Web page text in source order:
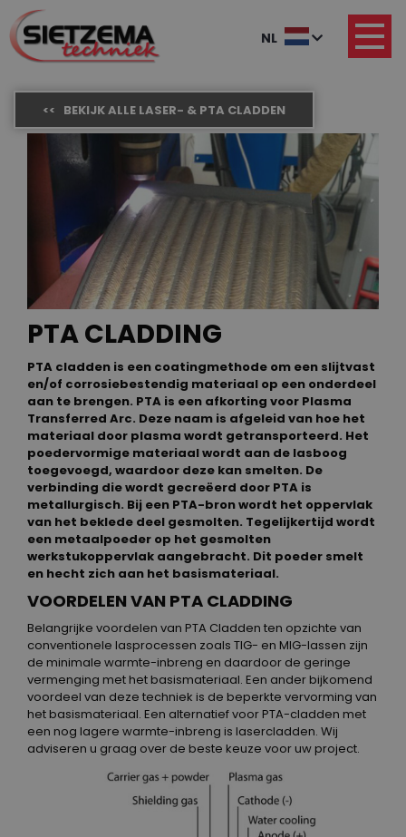
<< BEKIJK ALLE LASER- & PTA CLADDEN
PTA CLADDING
PTA cladden is een coatingmethode om een ​​slijtvast
en/of corrosiebestendig materiaal op een onderdeel
aan te brengen. PTA is een afkorting voor Plasma
Transferred Arc. Deze naam is afgeleid van hoe het
materiaal door plasma wordt getransporteerd. Het
poedervormige materiaal wordt aan de lasboog
toegevoegd, waardoor deze kan smelten. De
verbinding die wordt gecreëerd door PTA is
metallurgisch. Bij een PTA-bron wordt het oppervlak
van het beklede deel gesmolten. Tegelijkertijd wordt
een metaalpoeder op het gesmolten
werkstukoppervlak aangebracht. Dit poeder smelt
en hecht zich aan het basismateriaal.
VOORDELEN VAN PTA CLADDING
Belangrijke voordelen van PTA Cladden ten opzichte van
conventionele lasprocessen zoals TIG- en MIG-lassen zijn
de minimale warmte-inbreng en daardoor de geringe
vermenging met het basismateriaal. Een ander bijkomend
voordeel van deze techniek is de beperkte vervorming van
het basismateriaal. Een alternatief voor PTA-cladden met
een nog lagere warmte-inbreng is lasercladden. Wij
adviseren u graag over de beste keuze voor uw project.
NL